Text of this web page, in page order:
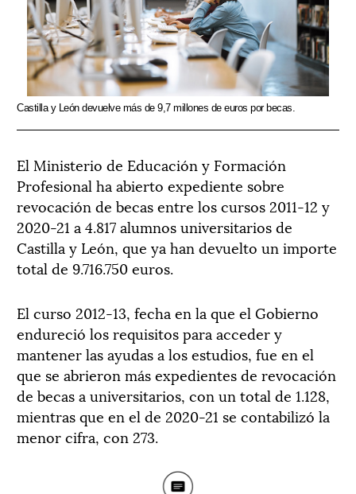
Castilla y León devuelve más de 9,7 millones de euros por becas.
El Ministerio de Educación y Formación
Profesional ha abierto expediente sobre
revocación de becas entre los cursos 2011-12 y
2020-21 a 4.817 alumnos universitarios de
Castilla y León, que ya han devuelto un importe
total de 9.716.750 euros.
El curso 2012-13, fecha en la que el Gobierno
endureció los requisitos para acceder y
mantener las ayudas a los estudios, fue en el
que se abrieron más expedientes de revocación
de becas a universitarios, con un total de 1.128,
mientras que en el de 2020-21 se contabilizó la
menor cifra, con 273.